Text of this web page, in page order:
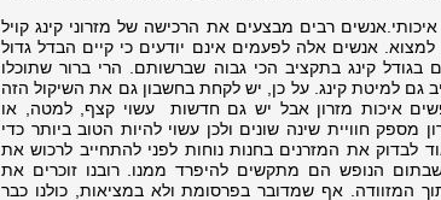
איכותי.אנשים רבים מבצעים את הרכישה של מזרוני קינג קויל
אנשים אלה לפעמים אינם יודעים כי קיים הבדל גדול
בגודל קינג בתקציב הכי גבוה שברשותם. הרי ברור שתוכלו
גם למיטת קינג. על כן, יש לקחת בחשבון גם את השיקול הזה
איכות מזרון אבל יש גם חדשות עשוי קצף, למטה, או
חוויית שינה שונים ולכן עשוי להיות הטוב ביותר כדי
את המזרנים בחנות נוחות לפני להתחייב לרכוש את
הנופש הם מתקשים להיפרד ממנו. רובנו זוכרים את
המזוודה. אף שמדובר בפרסומת ולא במציאות, כולנו כבר